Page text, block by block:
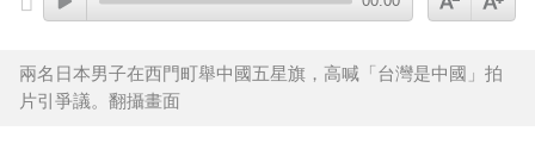
兩名日本男子在西門町舉中國五星旗，高喊「台灣是中國」拍
片引爭議。翻攝畫面